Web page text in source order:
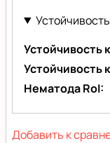
Устойчивость
Устойчивость
Нематода RoI
Добавить к